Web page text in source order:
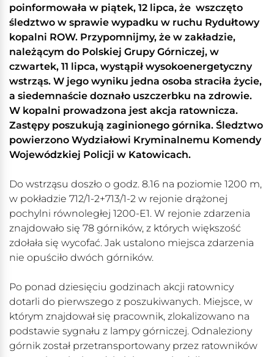
poinformowała w piątek, 12 lipca, że wszczęto
śledztwo w sprawie wypadku w ruchu Rydułtowy
kopalni ROW. Przypomnijmy, że w zakładzie,
należącym do Polskiej Grupy Górniczej, w
czwartek, 11 lipca, wystąpił wysokoenergetyczny
wstrząs. W jego wyniku jedna osoba straciła życie,
a siedemnaście doznało uszczerbku na zdrowie.
W kopalni prowadzona jest akcja ratownicza.
Zastępy poszukują zaginionego górnika. Śledztwo
powierzono Wydziałowi Kryminalnemu Komendy
Wojewódzkiej Policji w Katowicach.
Do wstrząsu doszło o godz. 8.16 na poziomie 1200 m,
w pokładzie 712/1-2+713/1-2 w rejonie drążonej
pochylni równoległej 1200-E1. W rejonie zdarzenia
znajdowało się 78 górników, z których większość
zdołała się wycofać. Jak ustalono miejsca zdarzenia
nie opuściło dwóch górników.
Po ponad dziesięciu godzinach akcji ratownicy
dotarli do pierwszego z poszukiwanych. Miejsce, w
którym znajdował się pracownik, zlokalizowano na
podstawie sygnału z lampy górniczej. Odnaleziony
górnik został przetransportowany przez ratowników